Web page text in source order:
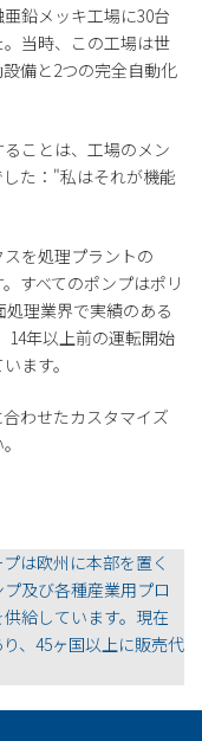
鉛メッキ工場に30台
当時、この工場は世
備と2つの完全自動化
ことは、工場のメン
た："私はそれが機能
を処理プラントの
すべてのポンプはポリ
理業界で実績のある
14年以上前の運転開始
ます。
わせたカスタマイズ
は欧州に本部を置く
及び各種産業用プロ
給しています。現在
、45ヶ国以上に販売代